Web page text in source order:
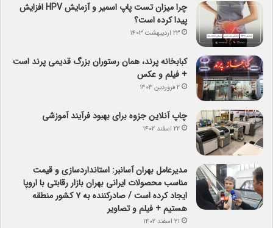
چرا میزان تست پاپ اسمیر و آزمایش HPV افزایش
پیدا کرده است؟
۲۳ اردیبهشت ۱۴۰۳
کبابخانه پرند، همان رستوران بزرگ قدیمی پرند است
+ فیلم و عکس
۲ فروردین ۱۴۰۳
چاپ آنلاین جزوه برای بهبود فرآیند آموزشی
۲۲ اسفند ۱۴۰۲
مدیرعامل بهران آسانبر: استانداردسازی و قیمت
مناسب محصولات ایرانی بهران بازار رقابتی با اروپا
ایجاد کرده است / صادرکننده به ۷ کشور منطقه
هستیم + فیلم و تصاویر
۲۱ اسفند ۱۴۰۲